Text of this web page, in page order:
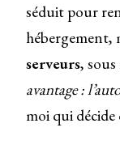
séduit pour
hébergement,
serveurs,
avantage :
moi qui décide